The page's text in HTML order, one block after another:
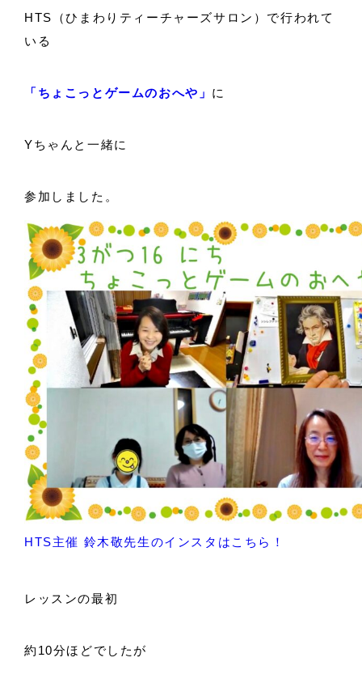
HTS（ひまわりティーチャーズサロン）で行われて
いる
「ちょこっとゲームのおへや」 に
Yちゃんと一緒に
参加しました。
HTS主催 鈴木敬先生のインスタはこちら！
レッスンの最初
約10分ほどでしたが